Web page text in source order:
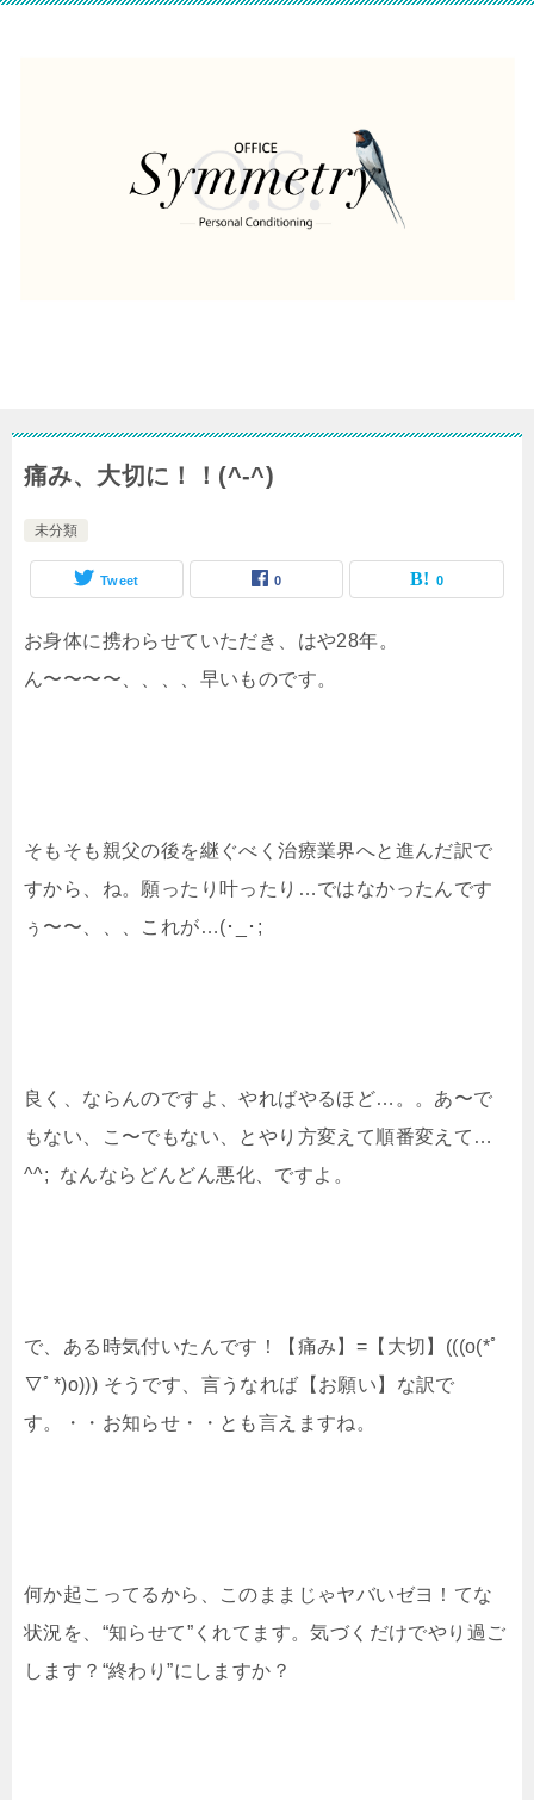
痛み、大切に！！(^-^)
未分類
Tweet 0 0
お身体に携わらせていただき、はや28年。
ん〜〜〜〜、、、、早いものです。
そもそも親父の後を継ぐべく治療業界へと進んだ訳で
すから、ね。願ったり叶ったり…ではなかったんです
ぅ〜〜、、、これが…(･_･;
良く、ならんのですよ、やればやるほど…。。あ〜で
もない、こ〜でもない、とやり方変えて順番変えて…
^^; なんならどんどん悪化、ですよ。
で、ある時気付いたんです！【痛み】=【大切】(((o(*ﾟ
▽ﾟ*)o))) そうです、言うなれば【お願い】な訳で
す。・・お知らせ・・とも言えますね。
何か起こってるから、このままじゃヤバいゼヨ！てな
状況を、“知らせて”くれてます。気づくだけでやり過ご
します？“終わり”にしますか？